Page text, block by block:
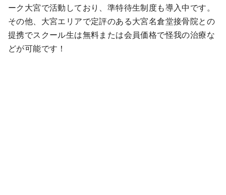
ーク大宮で活動しており、準特待生制度も導入中です。
その他、大宮エリアで定評のある大宮名倉堂接骨院との
提携でスクール生は無料または会員価格で怪我の治療な
どが可能です！